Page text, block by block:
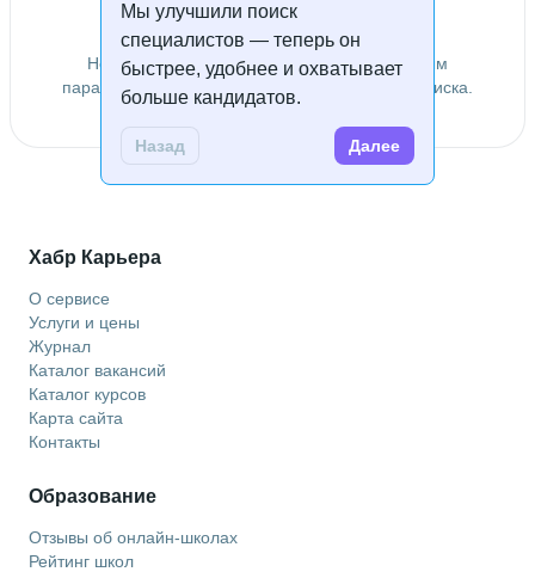
Мы улучшили поиск
специалистов — теперь он
быстрее, удобнее и охватывает
больше кандидатов.
Назад Далее
Специалисты не найдены
Не удалось найти специалистов по заданным
параметрам. Попробуйте изменить условия поиска.
Хабр Карьера
О сервисе
Услуги и цены
Журнал
Каталог вакансий
Каталог курсов
Карта сайта
Контакты
Образование
Отзывы об онлайн-школах
Рейтинг школ